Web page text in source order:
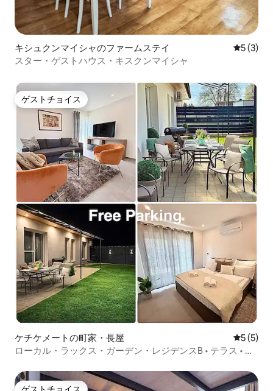
キシュクンマイシャのファームステイ レビュー
5 (3)
スター・ゲストハウス・キスクンマイシャ
ゲストチョイス
ゲストチョイス
ケチケメートの町家・長屋 レビュー
5 (5)
ローカル・ラックス・ガーデン・レジデンスB • テラス • バ